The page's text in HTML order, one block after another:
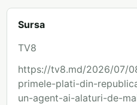
Sursa
TV8
https://tv8.md/2026/07/
primele-plati-din-
un-agent-ai-alaturi-de-